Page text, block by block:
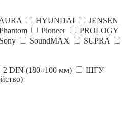
HYUNDAI
JENSEN
Pioneer
PROLOGY
Sony SoundMAX
SUPRA
2 DIN (180×100 мм)
ШГУ